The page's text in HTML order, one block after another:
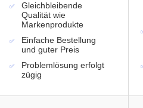
Gleichbleibende
Qualität wie
Markenprodukte
Einfache Bestellung
und guter Preis
Problemlösung erfolgt
zügig